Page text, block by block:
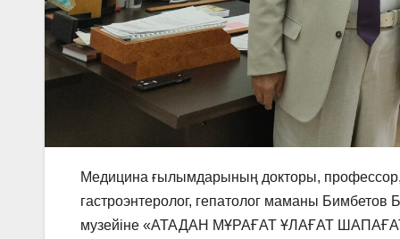
Медицина ғылымдарының докторы, профессор,
гастроэнтеролог, гепатолог маманы
музейіне «АТАДАН МҰРАҒАТ ҰЛАҒАТ ШАПАҒАТ»